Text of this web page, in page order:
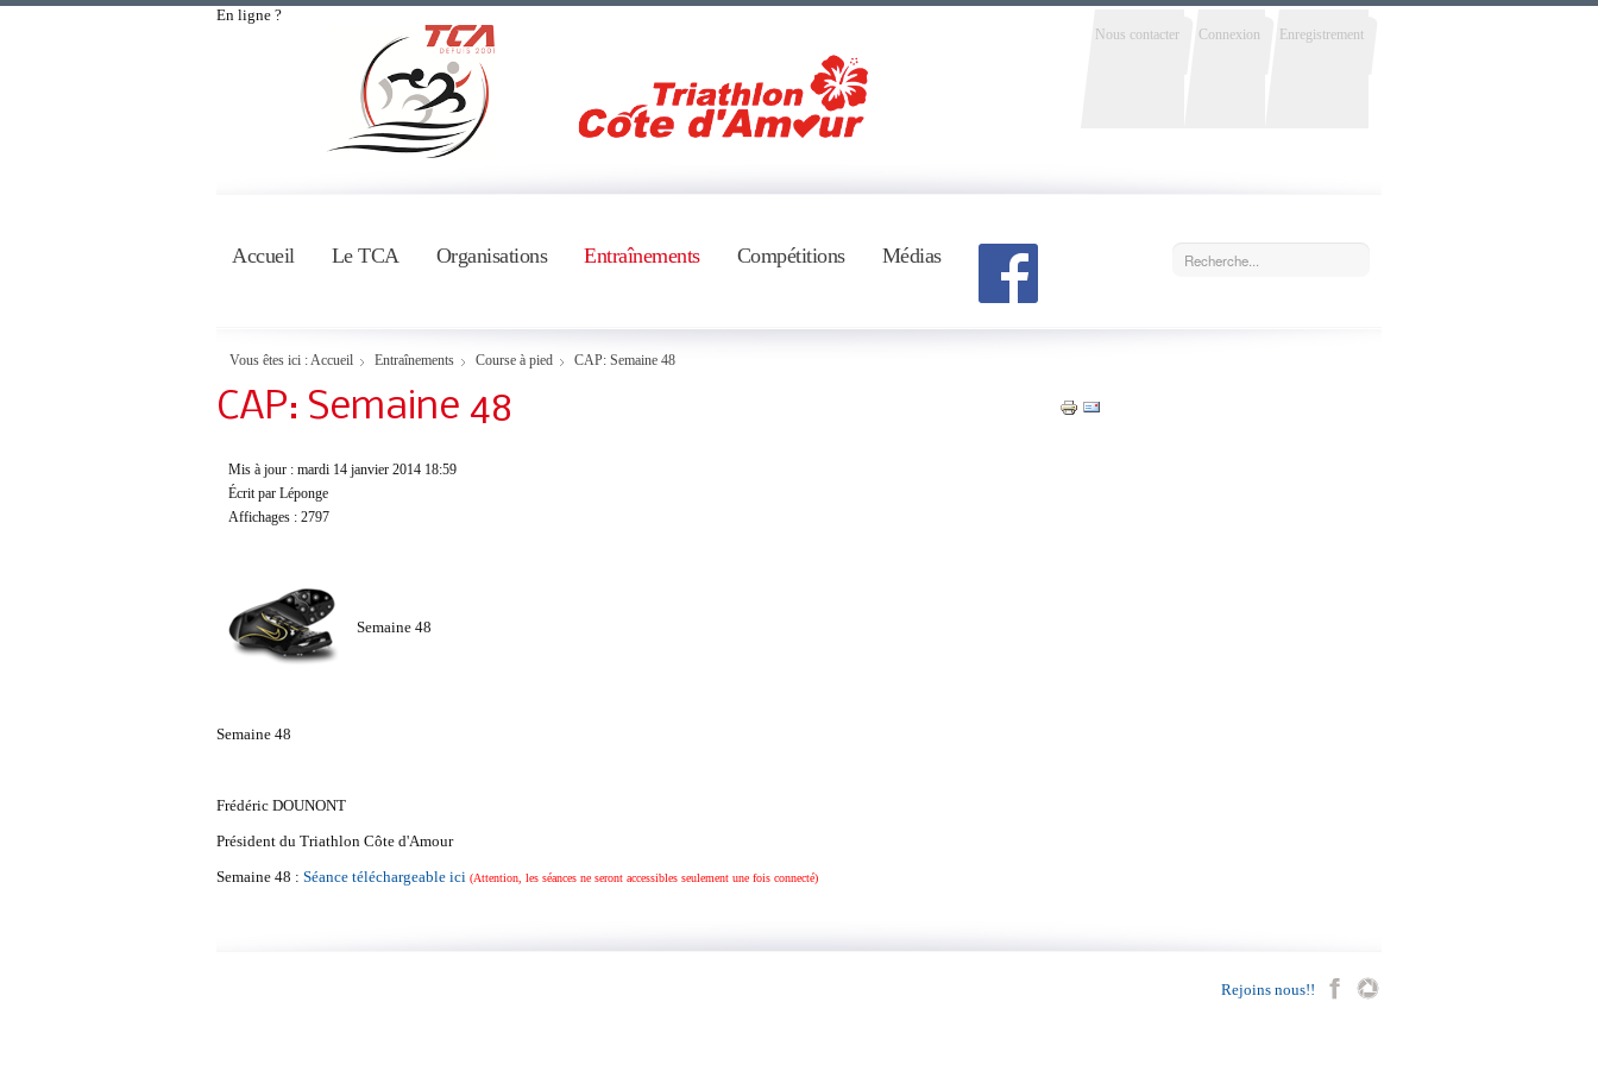
Nous contacter Connexion Enregistrement
En ligne ?
Accueil Le TCA Organisations Entraînements Compétitions Médias
Vous êtes ici : Accueil Entraînements Course à pied CAP: Semaine 48
CAP: Semaine 48
Mis à jour : mardi 14 janvier 2014 18:59
Écrit par Léponge
Affichages : 2797
Semaine 48
Semaine 48
Frédéric DOUNONT
Président du Triathlon Côte d'Amour
Semaine 48 : Séance téléchargeable ici (Attention, les séances ne seront accessibles seulement une fois connecté)
Rejoins nous!!